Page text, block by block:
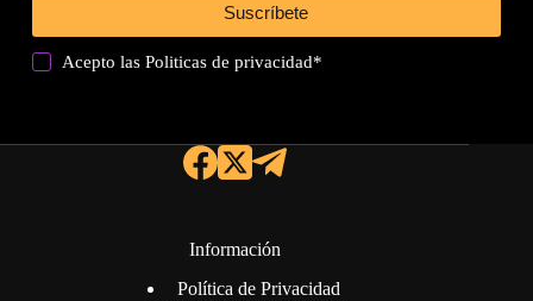
Suscríbete
Acepto lasPoliticas de privacidad*
Información
Política de Privacidad